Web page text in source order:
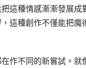
這種情感漸漸發展
這種創作不僅能把
作不同的新嘗試。